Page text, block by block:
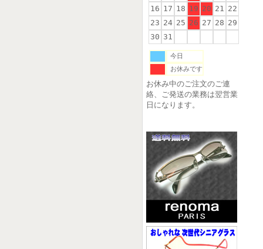
16 17 18 19 20 21 22
23 24 25 26 27 28 29
30 31
今日
お休みです
お休み中のご注文のご連
絡、ご発送の業務は翌営業
日になります。